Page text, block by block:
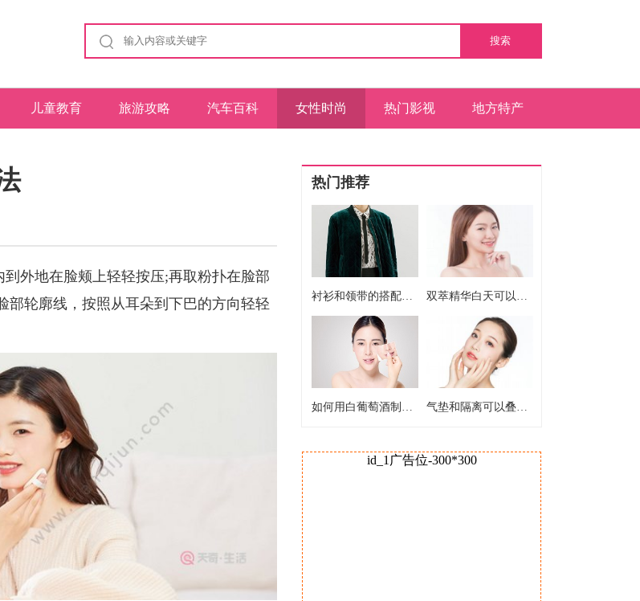
搜索
儿童教育 旅游攻略 汽车百科 女性时尚 热门影视 地方特产
外地在脸颊上轻轻按压;再取粉扑在脸部
部轮廓线，按照从耳朵到下巴的方向轻轻
热门推荐
衬衫和领带的搭配方法 双萃精华白天可以用吗 双萃精华白天能不能用
如何用白葡萄酒制作爽肤水 白葡萄酒制作爽肤水的好处 气垫和隔离可以叠加使用吗 气垫和隔离能不能一起用
id_1广告位-300*300